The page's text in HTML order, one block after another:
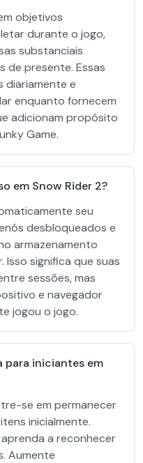
objetivos
durante o jogo,
substanciais
de presente. Essas
diariamente e
enquanto fornecem
adicionam propósito
Game.
em Snow Rider 2?
seu
desbloqueados e
armazenamento
Isso significa que suas
sessões, mas
e navegador
jogou o jogo.
para iniciantes em
se em permanecer
inicialmente.
a reconhecer
Aumente